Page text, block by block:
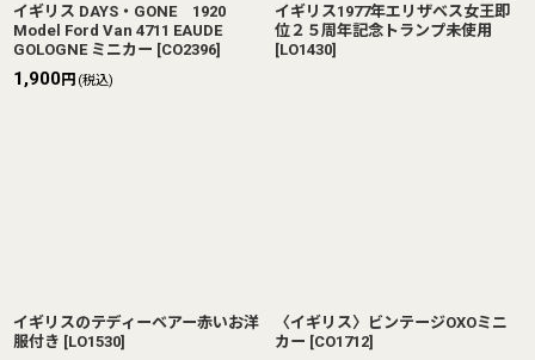
イギリス DAYS・GONE 1920
Model Ford Van 4711 EAUDE
GOLOGNE ミニカー [CO2396]
1,900円 (税込)
イギリス1977年エリザベス女王即
位２５周年記念トランプ未使用
[LO1430]
イギリスのテディーベアー赤いお洋
服付き [LO1530]
〈イギリス〉ビンテージOXOミニ
カー [CO1712]